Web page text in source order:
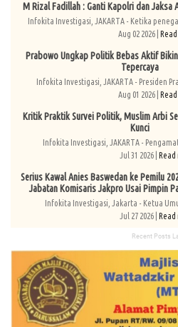
M Rizal Fadillah : Ganti Kapolri dan Jaksa
Infokita Investigasi, JAKARTA - Ketika
Aug 02 2026 |
Prabowo Ungkap Politik Bebas Aktif
Tepercaya
Infokita Investigasi, JAKARTA - Presiden
Aug 01 2026 |
Kritik Praktik Survei Politik, Muslim Arbi
Kunci
Infokita Investigasi, JAKARTA -
Jul 31 2026 | Read
Serius Kawal Anies Baswedan ke Pemilu
Jabatan Komisaris Jakpro Usai Pimpin
Infokita Investigasi, Jakarta - Ketua
Jul 27 2026 | Read
Recent Posts